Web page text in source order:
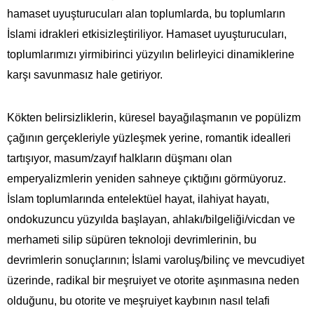
hamaset uyuşturucuları alan toplumlarda, bu toplumların
İslami idrakleri etkisizleştiriliyor. Hamaset uyuşturucuları,
toplumlarımızı yirmibirinci yüzyılın belirleyici dinamiklerine
karşı savunmasız hale getiriyor.
Kökten belirsizliklerin, küresel bayağılaşmanın ve popülizm
çağının gerçekleriyle yüzleşmek yerine, romantik idealleri
tartışıyor, masum/zayıf halkların düşmanı olan
emperyalizmlerin yeniden sahneye çıktığını görmüyoruz.
İslam toplumlarında entelektüel hayat, ilahiyat hayatı,
ondokuzuncu yüzyılda başlayan, ahlakı/bilgeliği/vicdan ve
merhameti silip süpüren teknoloji devrimlerinin, bu
devrimlerin sonuçlarının; İslami varoluş/bilinç ve mevcudiyet
üzerinde, radikal bir meşruiyet ve otorite aşınmasına neden
olduğunu, bu otorite ve meşruiyet kaybının nasıl telafi